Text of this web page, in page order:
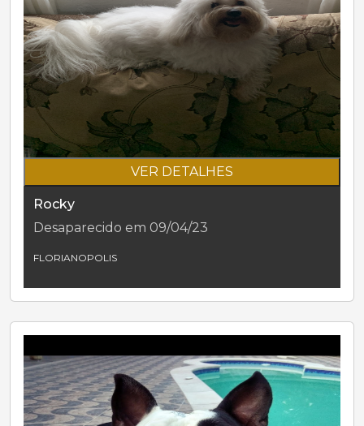
VER DETALHES
Rocky
Desaparecido em 09/04/23
FLORIANOPOLIS